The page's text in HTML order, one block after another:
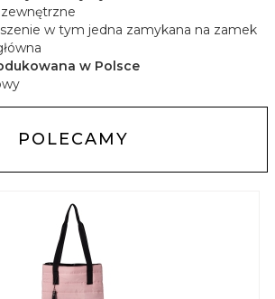
w tym jedna zamykana na zamek
w Polsce
POLECAMY